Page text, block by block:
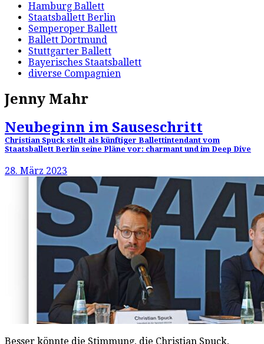
Hamburg Ballett
Staatsballett Berlin
Semperoper Ballett
Ballett Dortmund
Stuttgarter Ballett
Bayerisches Staatsballett
diverse Compagnien
Jenny Mahr
Neubeginn im Sauseschritt
Christian Spuck stellt als künftiger Ballettintendant vom
Staatsballett Berlin seine Pläne vor: charmant und im Deep Dive
28. März 2023
Besser könnte die Stimmung, die Christian Spuck,